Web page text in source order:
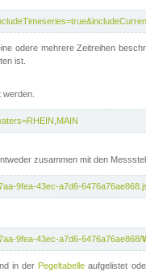
odere mehrere Zeitreihen
ist.
zusammen mit den
9fea-43ec-a7d6-
9fea-43ec-a7d6-6476a76ae868/
in der Pegeltabelle aufgelistet